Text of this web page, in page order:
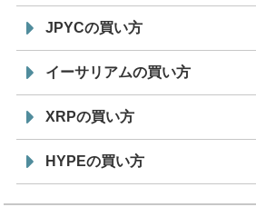
JPYCの買い方
イーサリアムの買い方
XRPの買い方
HYPEの買い方